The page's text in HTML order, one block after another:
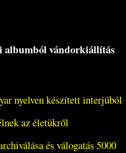
albumból vándorkiállítás
nyelven készített interjúból
az életükről
és válogatás 5000